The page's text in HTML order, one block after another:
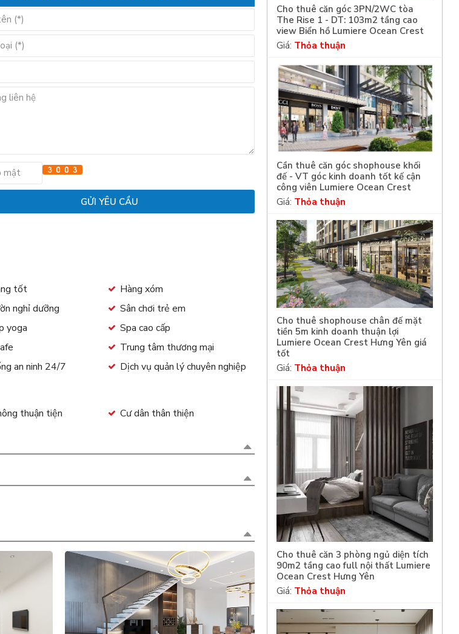
tốt
Hàng xóm
nghỉ dưỡng
Sân chơi trẻ em
yoga
Spa cao cấp
Trung tâm thương mại
an ninh 24/7 Dịch vụ quản lý chuyên nghiệp
thuận tiện Cư dân thân thiện
Cho thuê căn góc 3PN/2WC tòa
The Rise 1 - DT: 103m2 tầng cao
view Biển hồ Lumiere Ocean Crest
Giá: Thỏa thuận
Cần thuê căn góc shophouse khối
đế - VT góc kinh doanh tốt kế cận
công viên Lumiere Ocean Crest
Giá: Thỏa thuận
Cho thuê shophouse chân đế mặt
tiền 5m kinh doanh thuận lợi
Lumiere Ocean Crest Hưng Yên giá
tốt
Giá: Thỏa thuận
Cho thuê căn 3 phòng ngủ diện tích
90m2 tầng cao full nội thất Lumiere
Ocean Crest Hưng Yên
Giá: Thỏa thuận